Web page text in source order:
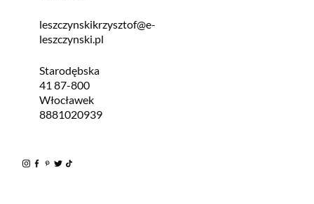
leszczynskikrzysztof@e-
leszczynski.pl
Starodębska
41 87-800
Włocławek
8881020939